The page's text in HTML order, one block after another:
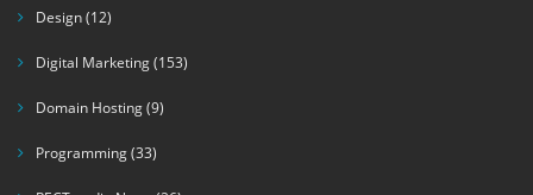
Design(12)
Digital Marketing(153)
Domain Hosting(9)
Programming(33)